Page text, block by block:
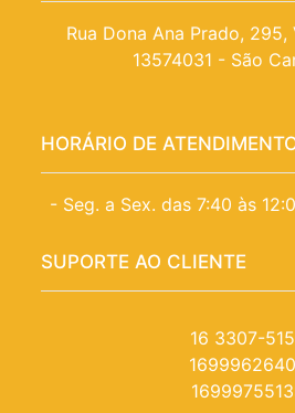
Rua Dona Ana Prado,
13574031 - São
HORÁRIO DE
- Seg. a Sex. das 7:40 às
SUPORTE AO CLIENTE
16 3307-